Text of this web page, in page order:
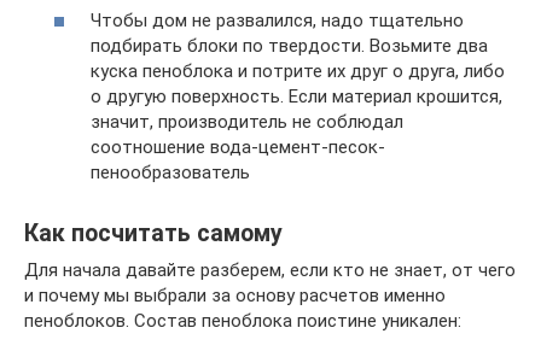
Чтобы дом не развалился, надо тщательно
подбирать блоки по твердости. Возьмите два
куска пеноблока и потрите их друг о друга, либо
о другую поверхность. Если материал крошится,
значит, производитель не соблюдал
соотношение вода-цемент-песок-
пенообразователь
Как посчитать самому
Для начала давайте разберем, если кто не знает, от чего
и почему мы выбрали за основу расчетов именно
пеноблоков. Состав пеноблока поистине уникален: